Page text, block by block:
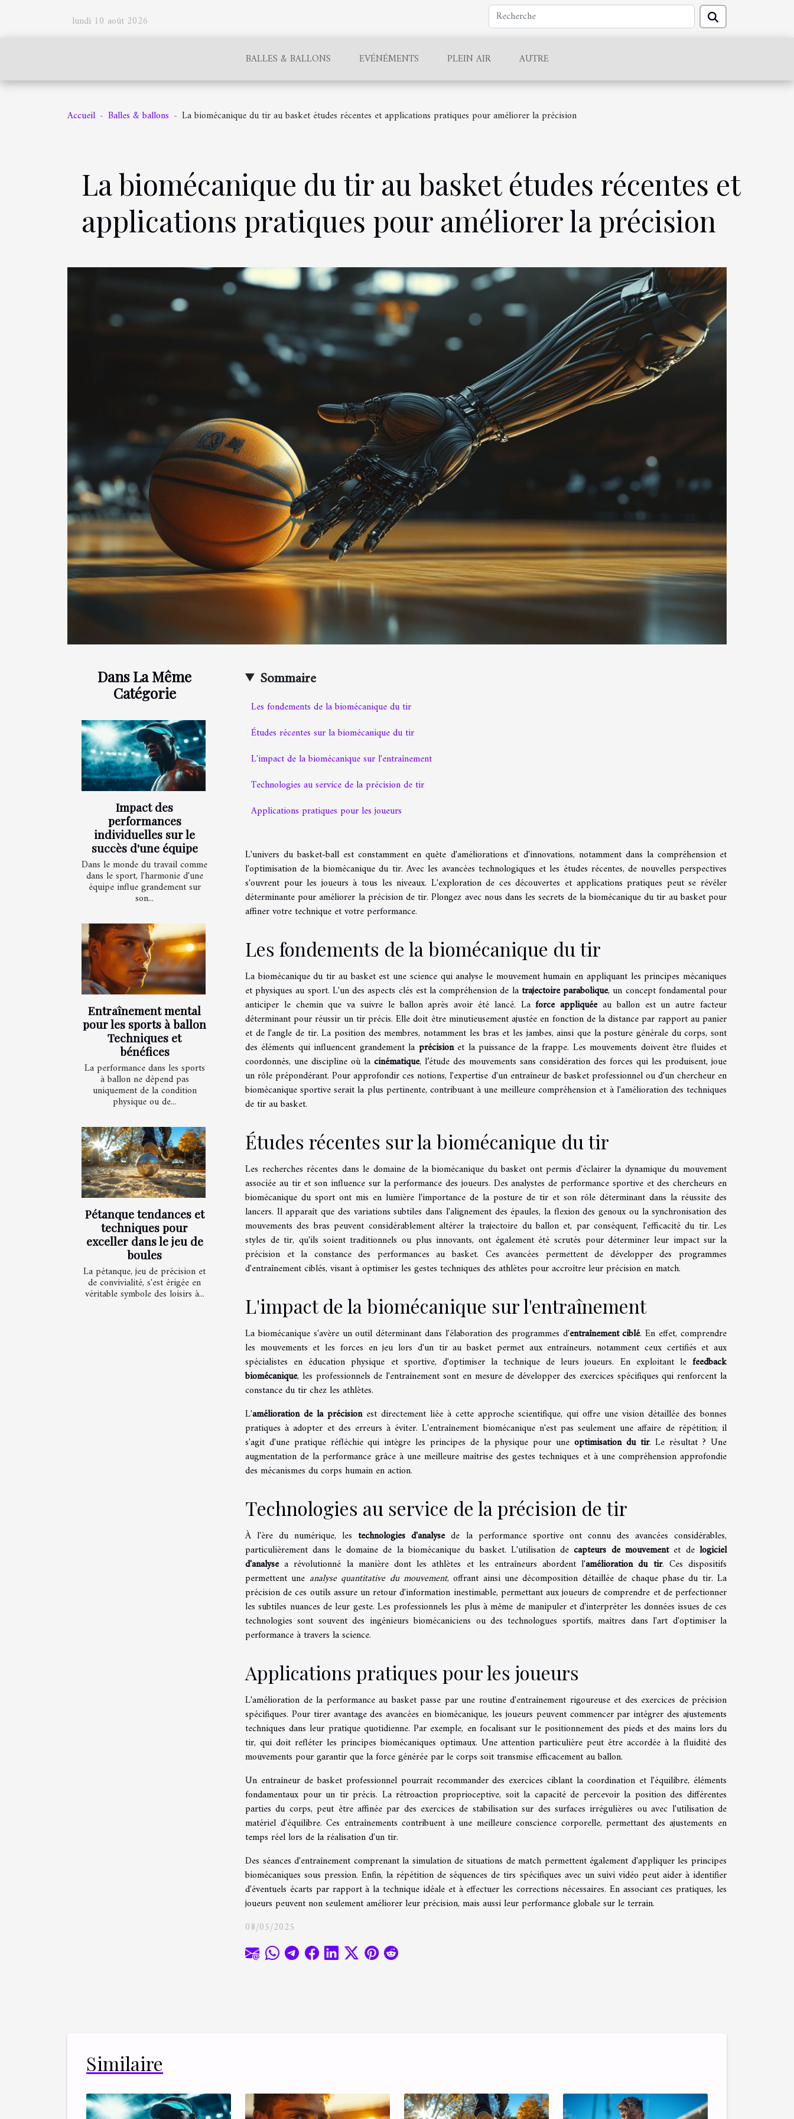
lundi 10 août 2026
BALLES & BALLONS EVÉNÉMENTS PLEIN AIR AUTRE
Accueil Balles & ballons La biomécanique du tir au basket études récentes et applications pratiques pour améliorer la précision
La biomécanique du tir au basket études récentes et
applications pratiques pour améliorer la précision
Dans La Même
Catégorie
Impact des
performances
individuelles sur le
succès d'une équipe
Dans le monde du travail comme
dans le sport, l'harmonie d'une
équipe influe grandement sur
son...
Entraînement mental
pour les sports à ballon
Techniques et
bénéfices
La performance dans les sports
à ballon ne dépend pas
uniquement de la condition
physique ou de...
Pétanque tendances et
techniques pour
exceller dans le jeu de
boules
La pétanque, jeu de précision et
de convivialité, s'est érigée en
véritable symbole des loisirs à...
Sommaire
Les fondements de la biomécanique du tir
Études récentes sur la biomécanique du tir
L'impact de la biomécanique sur l'entraînement
Technologies au service de la précision de tir
Applications pratiques pour les joueurs
L'univers du basket-ball est constamment en quête d'améliorations et d'innovations, notamment dans la compréhension et
l'optimisation de la biomécanique du tir. Avec les avancées technologiques et les études récentes, de nouvelles perspectives
s'ouvrent pour les joueurs à tous les niveaux. L'exploration de ces découvertes et applications pratiques peut se révéler
déterminante pour améliorer la précision de tir. Plongez avec nous dans les secrets de la biomécanique du tir au basket pour
affiner votre technique et votre performance.
Les fondements de la biomécanique du tir
La biomécanique du tir au basket est une science qui analyse le mouvement humain en appliquant les principes mécaniques
et physiques au sport. L'un des aspects clés est la compréhension de latrajectoire parabolique, un concept fondamental pour
anticiper le chemin que va suivre le ballon après avoir été lancé. Laforce appliquéeau ballon est un autre facteur
déterminant pour réussir un tir précis. Elle doit être minutieusement ajustée en fonction de la distance par rapport au panier
et de l'angle de tir. La position des membres, notamment les bras et les jambes, ainsi que la posture générale du corps, sont
des éléments qui influencent grandement la précisionet la puissance de la frappe. Les mouvements doivent être fluides et
coordonnés, une discipline où la cinématique, l’étude des mouvements sans considération des forces qui les produisent, joue
un rôle prépondérant. Pour approfondir ces notions, l'expertise d'un entraîneur de basket professionnel ou d'un chercheur en
biomécanique sportive serait la plus pertinente, contribuant à une meilleure compréhension et à l'amélioration des techniques
de tir au basket.
Études récentes sur la biomécanique du tir
Les recherches récentes dans le domaine de la biomécanique du basket ont permis d'éclairer la dynamique du mouvement
associée au tir et son influence sur la performance des joueurs. Des analystes de performance sportive et des chercheurs en
biomécanique du sport ont mis en lumière l'importance de la posture de tir et son rôle déterminant dans la réussite des
lancers. Il apparaît que des variations subtiles dans l'alignement des épaules, la flexion des genoux ou la synchronisation des
mouvements des bras peuvent considérablement altérer la trajectoire du ballon et, par conséquent, l'efficacité du tir. Les
styles de tir, qu'ils soient traditionnels ou plus innovants, ont également été scrutés pour déterminer leur impact sur la
précision et la constance des performances au basket. Ces avancées permettent de développer des programmes
d'entraînement ciblés, visant à optimiser les gestes techniques des athlètes pour accroître leur précision en match.
L'impact de la biomécanique sur l'entraînement
La biomécanique s'avère un outil déterminant dans l'élaboration des programmes d'entraînement ciblé. En effet, comprendre
les mouvements et les forces en jeu lors d'un tir au basket permet aux entraîneurs, notamment ceux certifiés et aux
spécialistes en éducation physique et sportive, d'optimiser la technique de leurs joueurs. En exploitant le feedback
biomécanique, les professionnels de l'entraînement sont en mesure de développer des exercices spécifiques qui renforcent la
constance du tir chez les athlètes.
L'amélioration de la précisionest directement liée à cette approche scientifique, qui offre une vision détaillée des bonnes
pratiques à adopter et des erreurs à éviter. L'entraînement biomécanique n'est pas seulement une affaire de répétition; il
s'agit d'une pratique réfléchie qui intègre les principes de la physique pour une optimisation du tir. Le résultat ? Une
augmentation de la performance grâce à une meilleure maîtrise des gestes techniques et à une compréhension approfondie
des mécanismes du corps humain en action.
Technologies au service de la précision de tir
À l'ère du numérique, lestechnologies d'analysede la performance sportive ont connu des avancées considérables,
particulièrement dans le domaine de la biomécanique du basket. L'utilisation decapteurs de mouvementet de logiciel
d'analysea révolutionné la manière dont les athlètes et les entraîneurs abordent l'amélioration du tir. Ces dispositifs
permettent une analyse quantitative du mouvement, offrant ainsi une décomposition détaillée de chaque phase du tir. La
précision de ces outils assure un retour d'information inestimable, permettant aux joueurs de comprendre et de perfectionner
les subtiles nuances de leur geste. Les professionnels les plus à même de manipuler et d'interpréter les données issues de ces
technologies sont souvent des ingénieurs biomécaniciens ou des technologues sportifs, maîtres dans l'art d'optimiser la
performance à travers la science.
Applications pratiques pour les joueurs
L'amélioration de la performance au basket passe par une routine d'entraînement rigoureuse et des exercices de précision
spécifiques. Pour tirer avantage des avancées en biomécanique, les joueurs peuvent commencer par intégrer des ajustements
techniques dans leur pratique quotidienne. Par exemple, en focalisant sur le positionnement des pieds et des mains lors du
tir, qui doit refléter les principes biomécaniques optimaux. Une attention particulière peut être accordée à la fluidité des
mouvements pour garantir que la force générée par le corps soit transmise efficacement au ballon.
Un entraîneur de basket professionnel pourrait recommander des exercices ciblant la coordination et l'équilibre, éléments
fondamentaux pour un tir précis. La rétroaction proprioceptive, soit la capacité de percevoir la position des différentes
parties du corps, peut être affinée par des exercices de stabilisation sur des surfaces irrégulières ou avec l'utilisation de
matériel d'équilibre. Ces entraînements contribuent à une meilleure conscience corporelle, permettant des ajustements en
temps réel lors de la réalisation d'un tir.
Des séances d'entraînement comprenant la simulation de situations de match permettent également d'appliquer les principes
biomécaniques sous pression. Enfin, la répétition de séquences de tirs spécifiques avec un suivi vidéo peut aider à identifier
d'éventuels écarts par rapport à la technique idéale et à effectuer les corrections nécessaires. En associant ces pratiques, les
joueurs peuvent non seulement améliorer leur précision, mais aussi leur performance globale sur le terrain.
08/05/2025
Similaire